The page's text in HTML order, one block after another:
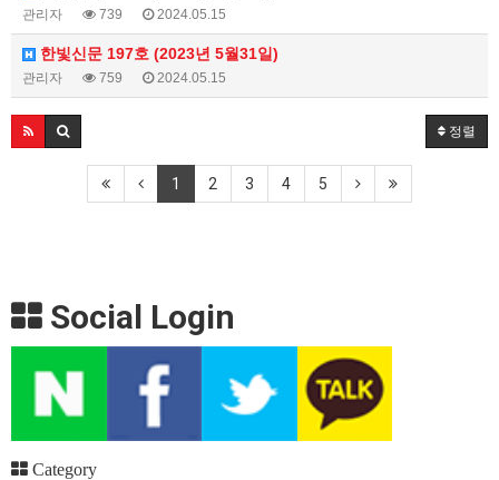
관리자 739 2024.05.15
한빛신문 197호 (2023년 5월31일)
관리자 759 2024.05.15
정렬
1 2 3 4 5
Social Login
Category